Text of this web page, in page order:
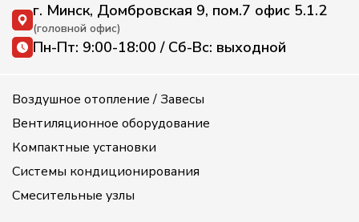
г. Минск, Домбровская 9, пом.7 офис 5.1.2
(головной офис)
Пн-Пт: 9:00-18:00 / Сб-Вс: выходной
Воздушное отопление / Завесы
Вентиляционное оборудование
Компактные установки
Системы кондиционирования
Смесительные узлы